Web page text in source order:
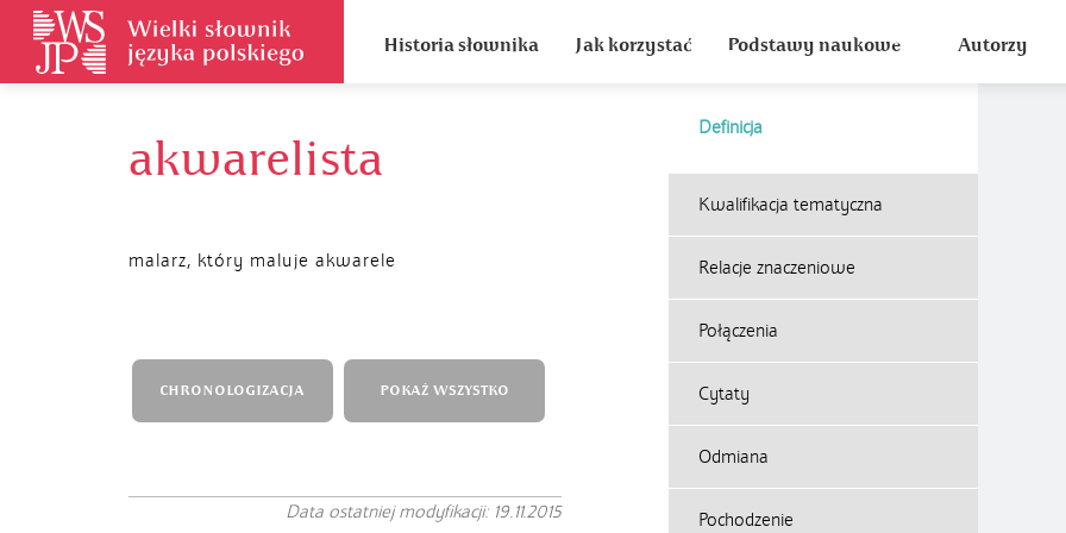
Historia słownika Jak korzystać Podstawy naukowe Autorzy
akwarelista
Definicja
malarz, który maluje akwarele
Kwalifikacja tematyczna
Relacje znaczeniowe
Połączenia
Cytaty
Odmiana
Pochodzenie
CHRONOLOGIZACJA POKAŻ WSZYSTKO
Data ostatniej modyfikacji: 19.11.2015